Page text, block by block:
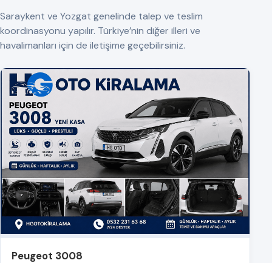
Saraykent ve Yozgat genelinde talep ve teslim
koordinasyonu yapılır. Türkiye’nin diğer illeri ve
havalimanları için de iletişime geçebilirsiniz.
Peugeot 3008